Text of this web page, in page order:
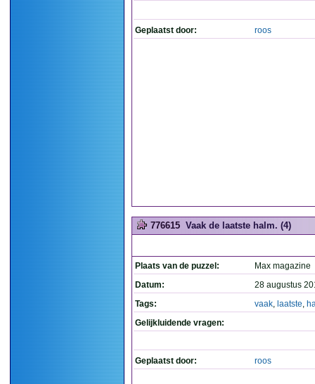
Geplaatst door: roos
776615 Vaak de laatste halm. (4)
Plaats van de puzzel:
Max magazine
Datum:
28 augustus
Tags:
vaak, laatste,
Gelijkluidende vragen:
Geplaatst door: roos